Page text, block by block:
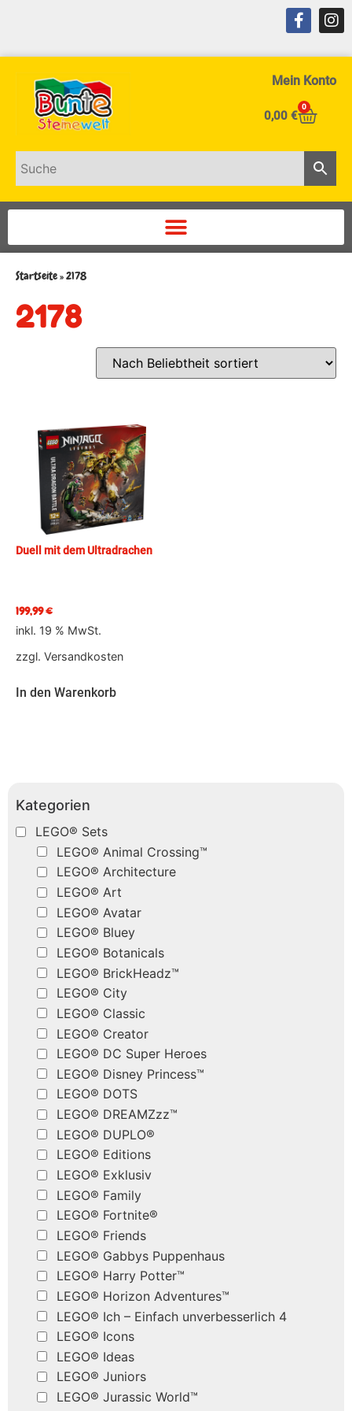
Mein Konto
0,00 €
0
Kategorien
LEGO® Sets
LEGO® Animal Crossing™
LEGO® Architecture
LEGO® Art
LEGO® Avatar
LEGO® Bluey
LEGO® Botanicals
LEGO® BrickHeadz™
LEGO® City
LEGO® Classic
LEGO® Creator
LEGO® DC Super Heroes
LEGO® Disney Princess™
LEGO® DOTS
LEGO® DREAMZzz™
LEGO® DUPLO®
LEGO® Editions
LEGO® Exklusiv
LEGO® Family
LEGO® Fortnite®
LEGO® Friends
LEGO® Gabbys Puppenhaus
LEGO® Harry Potter™
LEGO® Horizon Adventures™
LEGO® Ich – Einfach unverbesserlich 4
LEGO® Icons
LEGO® Ideas
LEGO® Juniors
LEGO® Jurassic World™
Startseite»2178
2178
Duell mit dem Ultradrachen
199,99€
inkl. 19 % MwSt.
zzgl. Versandkosten
In den Warenkorb